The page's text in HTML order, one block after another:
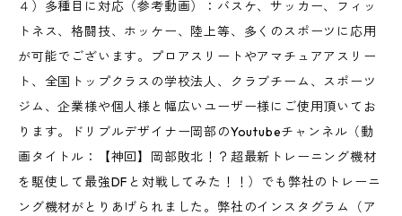
４）多種目に対応（参考動画）：バスケ、サッカー、フィッ
トネス、格闘技、ホッケー、陸上等、多くのスポーツに応用
が可能でございます。プロアスリートやアマチュアアスリー
ト、全国トップクラスの学校法人、クラブチーム、スポーツ
ジム、企業様や個人様と幅広いユーザー様にご使用頂いてお
ります。ドリブルデザイナー岡部のYoutubeチャンネル（動
画タイトル：【神回】岡部敗北！？超最新トレーニング機材
を駆使して最強DFと対戦してみた！！）でも弊社のトレーニ
ング機材がとりあげられました。弊社のインスタグラム（ア